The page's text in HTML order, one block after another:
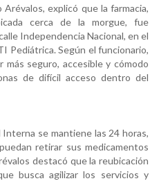
explicó que la farmacia,
cerca de la morgue, fue
Independencia Nacional, en el
Pediátrica. Según el funcionario,
seguro, accesible y cómodo
de difícil acceso dentro del
Interna se mantiene las 24 horas,
retirar sus medicamentos
destacó que la reubicación
busca agilizar los servicios y